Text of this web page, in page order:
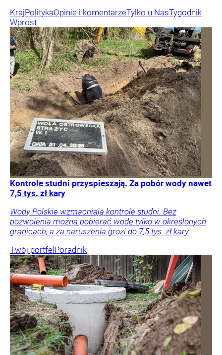
KrajPolitykaOpinie i komentarzeTylko u NasTygodnik
Wprost
Kontrole studni przyspieszają. Za pobór wody nawet
7,5 tys. zł kary
Wody Polskie wzmacniają kontrole studni. Bez
pozwolenia można pobierać wodę tylko w określonych
granicach, a za naruszenia grozi do 7,5 tys. zł kary.
Twój portfel Poradnik